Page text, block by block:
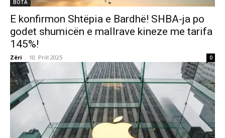
BOTA
E konfirmon Shtëpia e Bardhë! SHBA-ja po
godet shumicën e mallrave kineze me tarifa
145%!
Zëri - 10. Prill 2025 0